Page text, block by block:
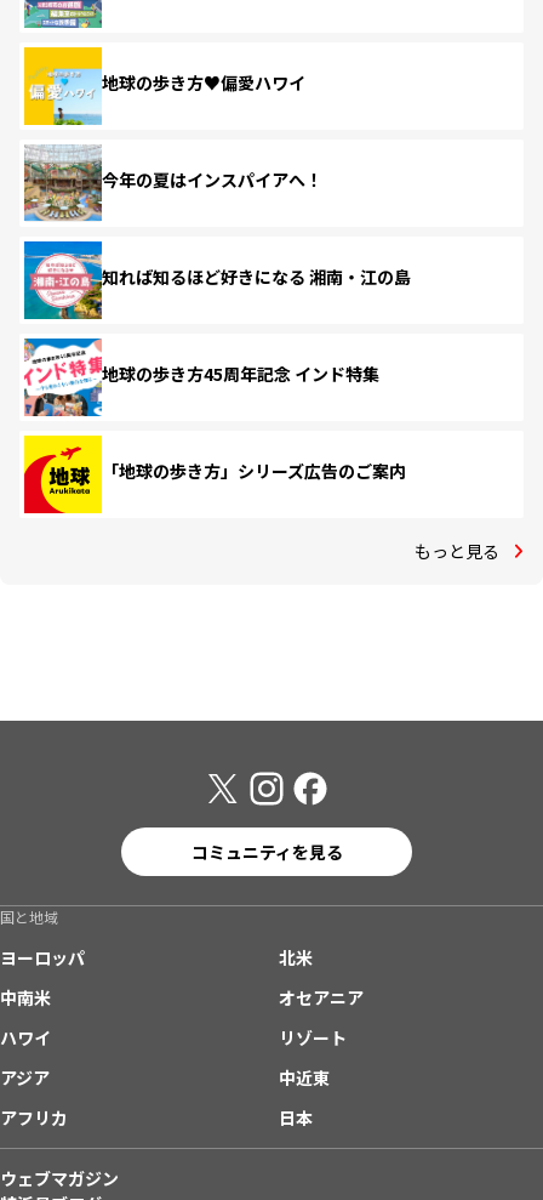
地球の歩き方♥偏愛ハワイ
今年の夏はインスパイアへ！
知れば知るほど好きになる 湘南・江の島
地球の歩き方45周年記念 インド特集
「地球の歩き方」シリーズ広告のご案内
もっと見る
コミュニティを見る
国と地域
ヨーロッパ
北米
中南米
オセアニア
ハワイ
リゾート
アジア
中近東
アフリカ
日本
ウェブマガジン